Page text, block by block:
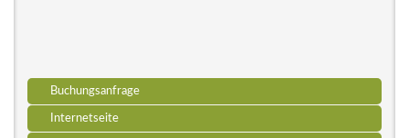
Buchungsanfrage
Internetseite